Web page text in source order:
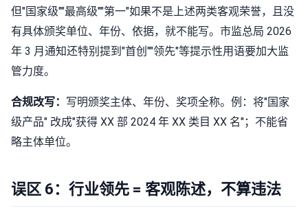
但"国家级""最高级""第一"如果不是上述两类客观荣誉，且没
有具体颁奖单位、年份、依据，就不能写。市监总局 2026
年 3 月通知还特别提到"首创""领先"等提示性用语要加大监
管力度。
合规改写： 写明颁奖主体、年份、奖项全称。例：将"国家
级产品" 改成"获得 XX 部 2024 年 XX 类目 XX 名"；不能省
略主体单位。
误区 6：行业领先 = 客观陈述，不算违法